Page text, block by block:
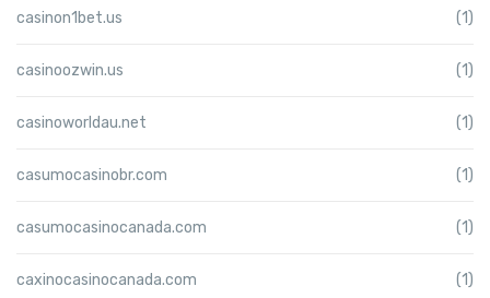
casinon1bet.us (1)
casinoozwin.us (1)
casinoworldau.net (1)
casumocasinobr.com (1)
casumocasinocanada.com (1)
caxinocasinocanada.com (1)